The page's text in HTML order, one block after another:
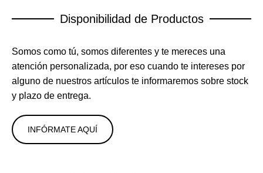
Disponibilidad de Productos
Somos como tú, somos diferentes y te mereces una
atención personalizada, por eso cuando te intereses por
alguno de nuestros artículos te informaremos sobre stock
y plazo de entrega.
INFÓRMATE AQUÍ